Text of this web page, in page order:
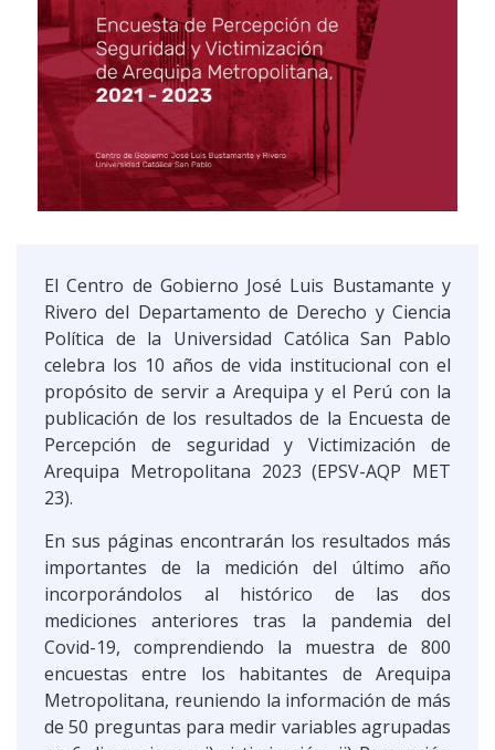
El Centro de Gobierno José Luis Bustamante y
Rivero del Departamento de Derecho y Ciencia
Política de la Universidad Católica San Pablo
celebra los 10 años de vida institucional con el
propósito de servir a Arequipa y el Perú con la
publicación de los resultados de la Encuesta de
Percepción de seguridad y Victimización de
Arequipa Metropolitana 2023 (EPSV-AQP MET
23).
En sus páginas encontrarán los resultados más
importantes de la medición del último año
incorporándolos al histórico de las dos
mediciones anteriores tras la pandemia del
Covid-19, comprendiendo la muestra de 800
encuestas entre los habitantes de Arequipa
Metropolitana, reuniendo la información de más
de 50 preguntas para medir variables agrupadas